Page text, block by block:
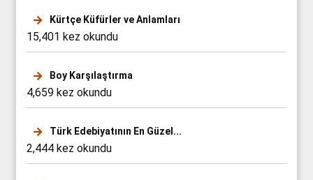
Kürtçe Küfürler ve Anlamları
15,401 kez okundu
Boy Karşılaştırma
4,659 kez okundu
Türk Edebiyatının En Güzel...
2,444 kez okundu